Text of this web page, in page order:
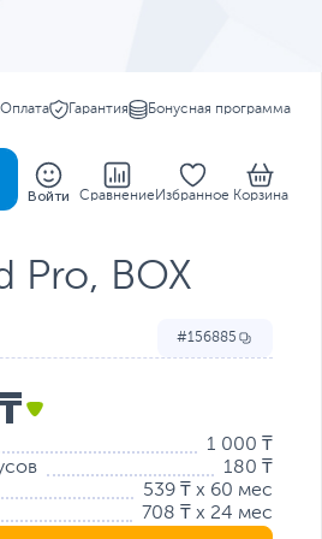
Оплата Гарантия Бонусная программа
Войти Сравнение Избранное Корзина
Pro, BOX
156885
1 000 ₸
180 ₸
539 ₸ x 60 мес
708 ₸ x 24 мес